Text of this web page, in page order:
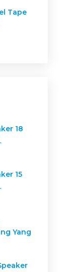
Tape
18
15
Yang